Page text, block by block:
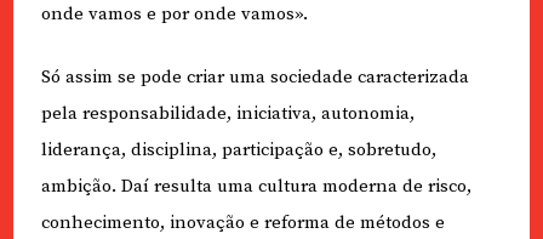
onde vamos e por onde vamos».
Só assim se pode criar uma sociedade caracterizada
pela responsabilidade, iniciativa, autonomia,
liderança, disciplina, participação e, sobretudo,
ambição. Daí resulta uma cultura moderna de risco,
conhecimento, inovação e reforma de métodos e